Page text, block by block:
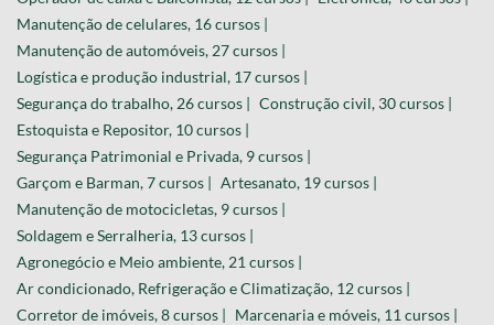
Manutenção de celulares, 16 cursos |
Manutenção de automóveis, 27 cursos |
Logística e produção industrial, 17 cursos |
Segurança do trabalho, 26 cursos | Construção civil, 30 cursos |
Estoquista e Repositor, 10 cursos |
Segurança Patrimonial e Privada, 9 cursos |
Garçom e Barman, 7 cursos | Artesanato, 19 cursos |
Manutenção de motocicletas, 9 cursos |
Soldagem e Serralheria, 13 cursos |
Agronegócio e Meio ambiente, 21 cursos |
Ar condicionado, Refrigeração e Climatização, 12 cursos |
Corretor de imóveis, 8 cursos | Marcenaria e móveis, 11 cursos |